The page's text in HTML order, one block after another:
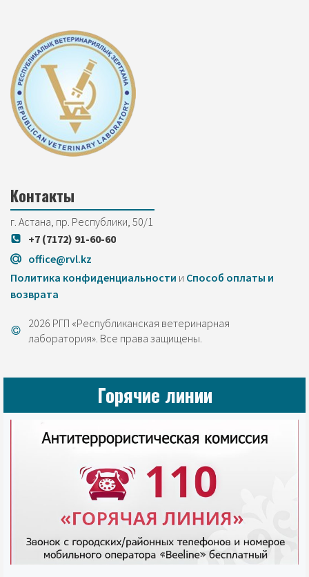
Контакты
г. Астана, пр. Республики, 50/1
+7 (7172) 91-60-60
office@rvl.kz
Политика конфиденциальности и Cпособ оплаты и
возврата
2026 РГП «Республиканская ветеринарная
лаборатория». Все права защищены.
Горячие линии